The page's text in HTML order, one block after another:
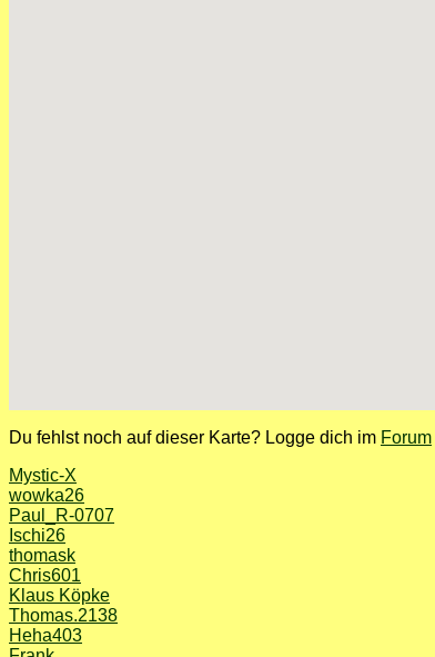
Du fehlst noch auf dieser Karte? Logge dich im Forum
Mystic-X
wowka26
Paul_R-0707
Ischi26
thomask
Chris601
Klaus Köpke
Thomas.2138
Heha403